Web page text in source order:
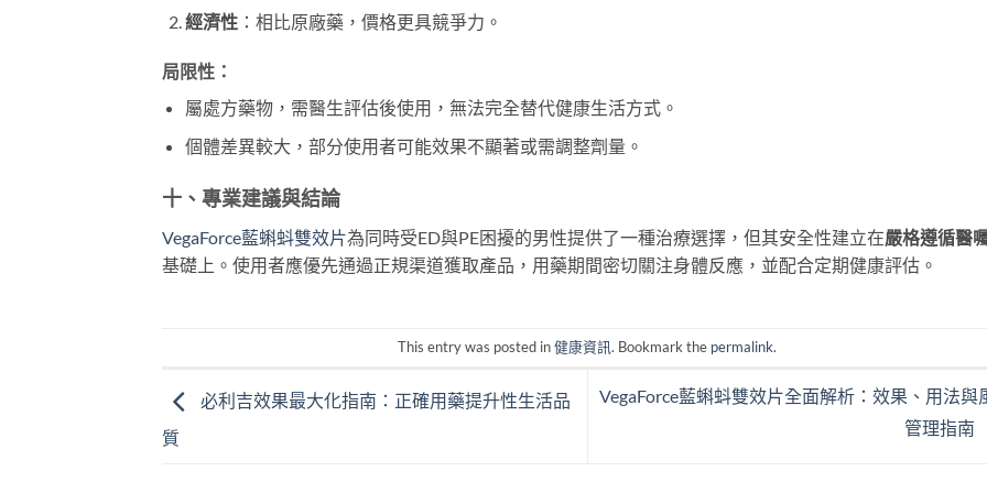
經濟性：相比原廠藥，價格更具競爭力。
局限性 ：
屬處方藥物，需醫生評估後使用，無法完全替代健康生活方式。
個體差異較大，部分使用者可能效果不顯著或需調整劑量。
十、專業建議與結論
VegaForce藍蝌蚪雙效片為同時受ED與PE困擾的男性提供了一種治療選擇，但其安全性建立在嚴格遵循醫
基礎上。使用者應優先通過正規渠道獲取產品，用藥期間密切關注身體反應，並配合定期健康評估。
This entry was posted in健康資訊. Bookmark the permalink.
必利吉效果最大化指南：正確用藥提升性生活品
質
VegaForce藍蝌蚪雙效片全面解析：效果、用法與
管理指南